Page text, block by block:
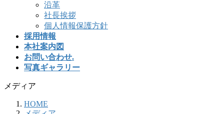
沿革
社長挨拶
個人情報保護方針
採用情報
本社案内図
お問い合わせ.
写真ギャラリー
メディア
HOME